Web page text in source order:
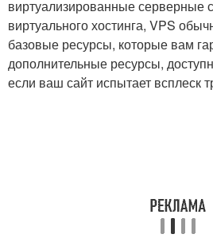
виртуализированные серверные
виртуального хостинга, VPS
базовые ресурсы, которые вам
дополнительные ресурсы,
если ваш сайт испытает всплеск